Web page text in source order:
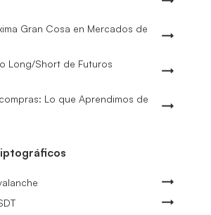
Gran Cosa en Mercados de
Long/Short de Futuros
Lo que Aprendimos de